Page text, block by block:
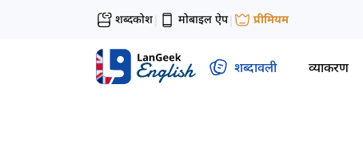
शब्दकोश| मोबाइल ऐप| प्रीमियम
शब्दावली व्याकरण